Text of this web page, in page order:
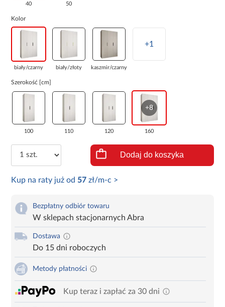
40 50
Kolor
biały/czarny biały/złoty kaszmir/czarny
+1
Szerokość [cm]
100 110 120
+8
160
Dodaj do koszyka
Kup na raty już od 57 zł/m-c >
Bezpłatny odbiór towaru
W sklepach stacjonarnych Abra
Dostawa
Do 15 dni roboczych
Metody płatności
Kup teraz i zapłać za 30 dni